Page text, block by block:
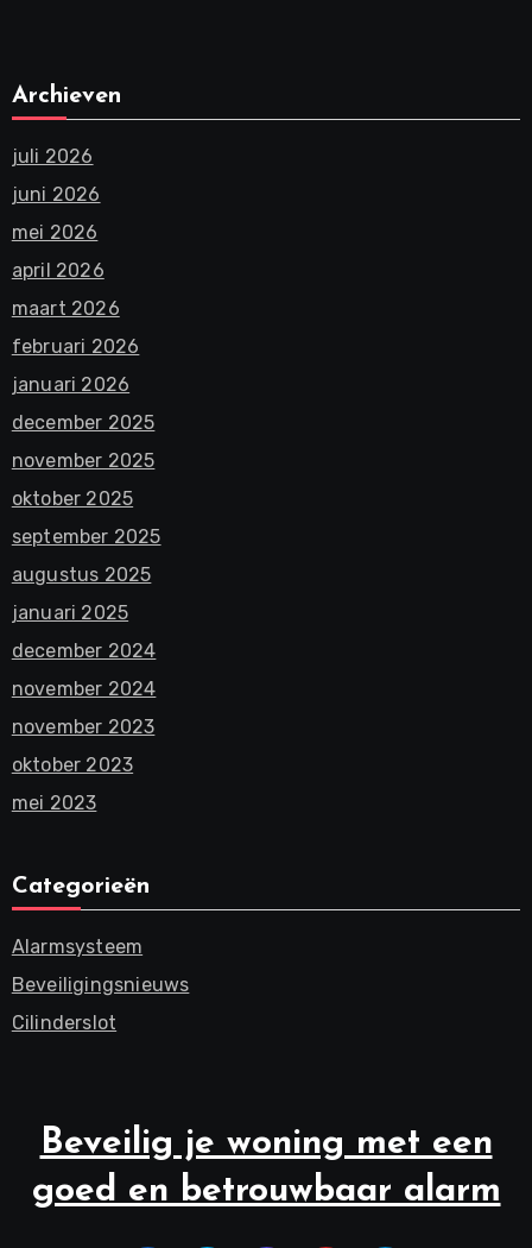
Archieven
juli 2026
juni 2026
mei 2026
april 2026
maart 2026
februari 2026
januari 2026
december 2025
november 2025
oktober 2025
september 2025
augustus 2025
januari 2025
december 2024
november 2024
november 2023
oktober 2023
mei 2023
Categorieën
Alarmsysteem
Beveiligingsnieuws
Cilinderslot
Beveilig je woning met een
goed en betrouwbaar alarm